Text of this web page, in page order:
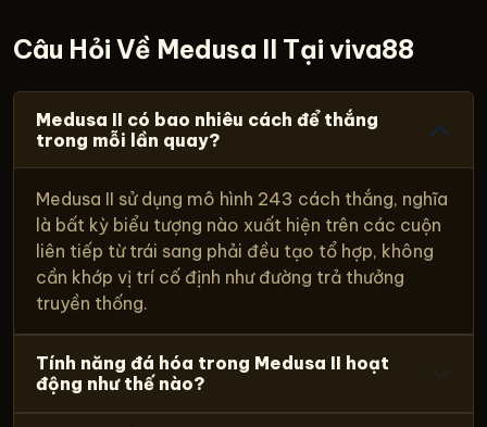
Câu Hỏi Về Medusa II Tại viva88
Medusa II có bao nhiêu cách để thắng
trong mỗi lần quay?
Medusa II sử dụng mô hình 243 cách thắng, nghĩa
là bất kỳ biểu tượng nào xuất hiện trên các cuộn
liên tiếp từ trái sang phải đều tạo tổ hợp, không
cần khớp vị trí cố định như đường trả thưởng
truyền thống.
Tính năng đá hóa trong Medusa II hoạt
động như thế nào?